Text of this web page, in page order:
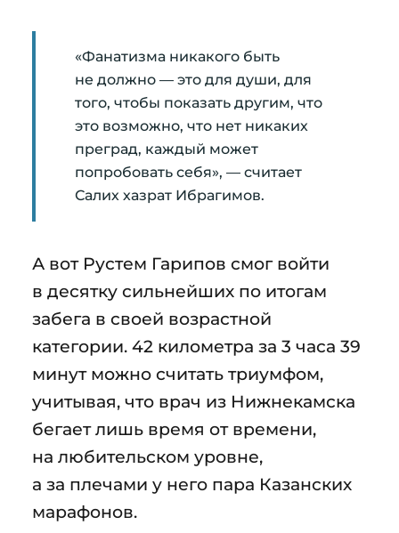
«Фанатизма никакого быть
не должно — это для души, для
того, чтобы показать другим, что
это возможно, что нет никаких
преград, каждый может
попробовать себя», — считает
Салих хазрат Ибрагимов.
А вот Рустем Гарипов смог войти
в десятку сильнейших по итогам
забега в своей возрастной
категории. 42 километра за 3 часа 39
минут можно считать триумфом,
учитывая, что врач из Нижнекамска
бегает лишь время от времени,
на любительском уровне,
а за плечами у него пара Казанских
марафонов.